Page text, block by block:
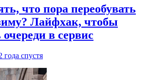
что пора переобувать
Лайфхак, чтобы
в сервис
года спустя